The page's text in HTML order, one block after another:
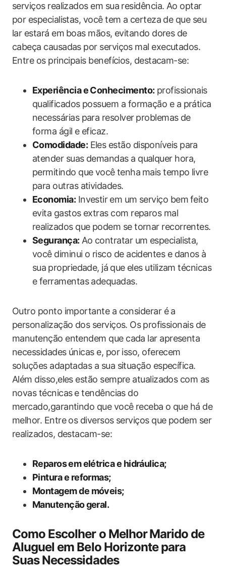
serviços realizados em sua residência. Ao optar
por especialistas, você tem a certeza‍ de que seu
lar estará em⁣ boas mãos, evitando dores de
cabeça causadas por serviços mal executados.
Entre os principais benefícios, ​destacam-se:
Experiência e Conhecimento: profissionais
qualificados possuem a formação e a prática
necessárias para resolver⁢ problemas de
forma ágil e eficaz.
Comodidade: Eles estão disponíveis para
atender suas demandas a qualquer hora,⁤
permitindo que você⁣ tenha ⁣mais tempo livre
para‌ outras atividades.
Economia: Investir⁢ em um serviço bem ⁢feito
evita gastos extras com reparos mal​
realizados que podem se tornar recorrentes.
Segurança: ⁢Ao contratar um​ especialista,
você diminui o risco de acidentes e danos à
sua ⁢propriedade, já⁤ que eles utilizam técnicas
e ferramentas adequadas.
Outro ponto importante a considerar é a
personalização dos serviços. Os⁤ profissionais de
manutenção ‌entendem que cada lar apresenta
necessidades únicas e, por‍ isso, oferecem
soluções adaptadas a sua situação específica.
Além disso,eles estão sempre atualizados com as
novas técnicas ⁢e tendências do
mercado,garantindo‍ que você receba o que há de
melhor. Entre os diversos serviços que podem ser
realizados, destacam-se:
Reparos ⁤em elétrica e ​hidráulica;
Pintura e reformas;
Montagem de móveis;
Manutenção ⁢geral.
Como Escolher o Melhor ⁣Marido de
Aluguel em Belo Horizonte para​
Suas Necessidades